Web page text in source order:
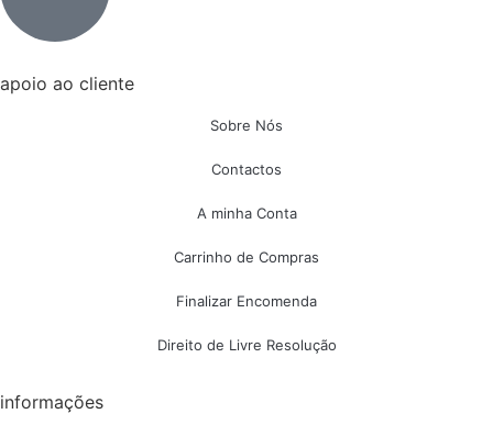
apoio ao cliente
Sobre Nós
Contactos
A minha Conta
Carrinho de Compras
Finalizar Encomenda
Direito de Livre Resolução
informações